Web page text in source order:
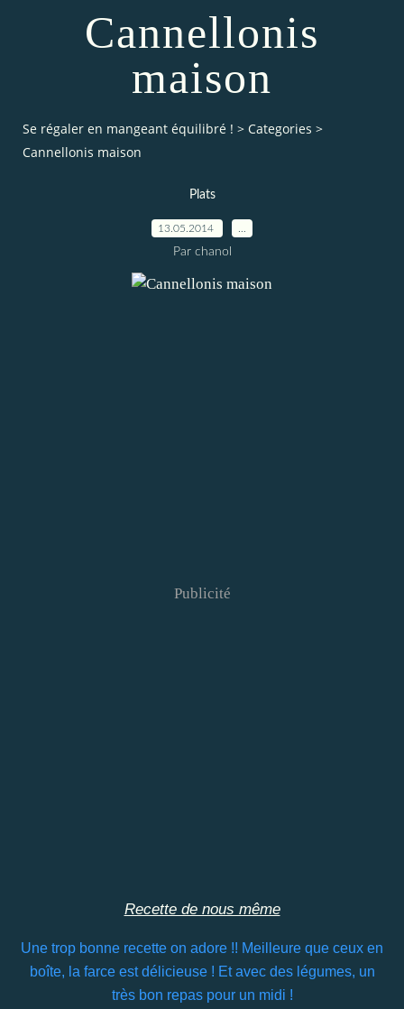
Cannellonis
maison
Se régaler en mangeant équilibré ! > Categories >
Cannellonis maison
Plats
13.05.2014
Par chanol
Publicité
Recette de nous même
Une trop bonne recette on adore !! Meilleure que ceux en
boîte, la farce est délicieuse ! Et avec des légumes, un
très bon repas pour un midi !